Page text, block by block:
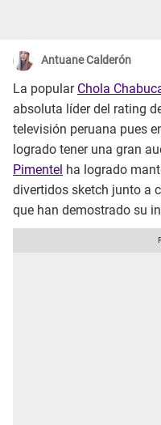
Antuane Calderón
La popular Chola
absoluta líder del rating
televisión peruana pues
logrado tener una gran
Pimentel ha logrado
divertidos sketch junto a
que han demostrado su